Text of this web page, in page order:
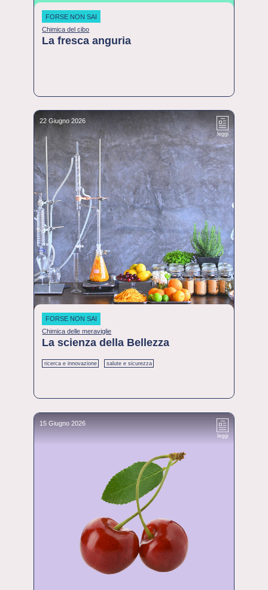
FORSE NON SAI
Chimica del cibo
La fresca anguria
22 Giugno 2026
leggi
FORSE NON SAI
Chimica delle meraviglie
La scienza della Bellezza
ricerca e innovazione salute e sicurezza
15 Giugno 2026
leggi